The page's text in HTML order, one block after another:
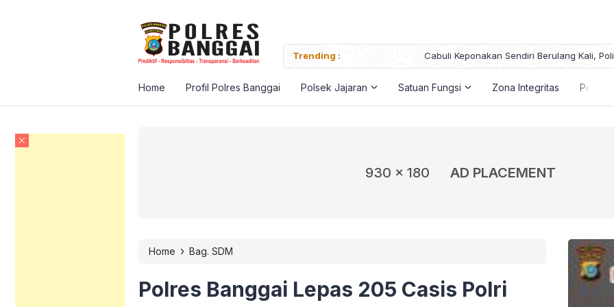
Trending :
Pantau Vaksinasi Massal Target Satu Juta Cabuli Keponakan Sendiri Berulang Kali, Polisi Tangkap
Home Profil Polres Banggai Polsek Jajaran Satuan Fungsi Zona Integritas
930 x 180 AD PLACEMENT
Home › Bag. SDM
Polres Banggai Lepas 205 Casis Polri